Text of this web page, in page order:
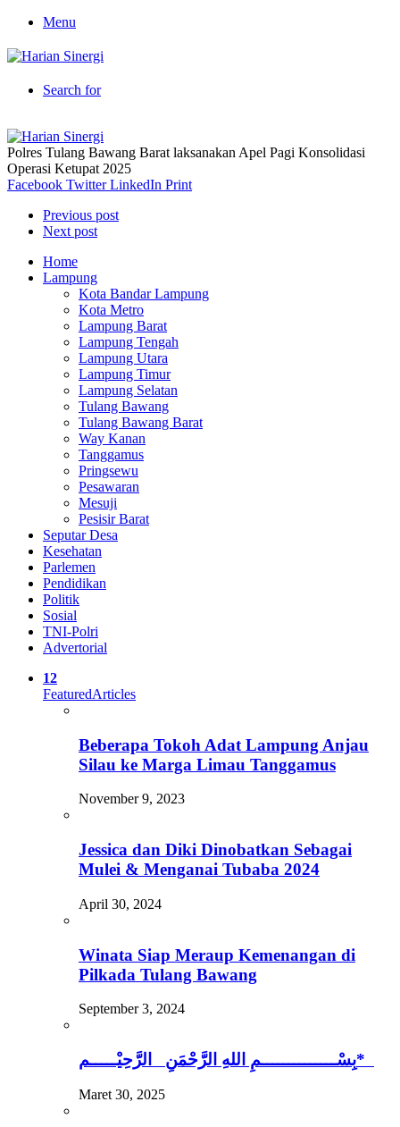
Menu
Search for
Polres Tulang Bawang Barat laksanakan Apel Pagi Konsolidasi
Operasi Ketupat 2025
Facebook Twitter LinkedIn Print
Previous post
Next post
Home
Lampung
Kota Bandar Lampung
Kota Metro
Lampung Barat
Lampung Tengah
Lampung Utara
Lampung Timur
Lampung Selatan
Tulang Bawang
Tulang Bawang Barat
Way Kanan
Tanggamus
Pringsewu
Pesawaran
Mesuji
Pesisir Barat
Seputar Desa
Kesehatan
Parlemen
Pendidikan
Politik
Sosial
TNI-Polri
Advertorial
12
FeaturedArticles
Beberapa Tokoh Adat Lampung Anjau
Silau ke Marga Limau Tanggamus
November 9, 2023
Jessica dan Diki Dinobatkan Sebagai
Mulei & Menganai Tubaba 2024
April 30, 2024
Winata Siap Meraup Kemenangan di
Pilkada Tulang Bawang
September 3, 2024
بِسْــــــــــــــمِ اللهِ الرَّحْمَنِ الرَّحِيْـــــم*
Maret 30, 2025